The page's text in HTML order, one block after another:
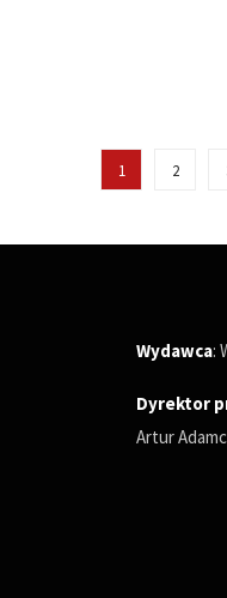
1 2
Wydawca:
Dyrektor
Artur